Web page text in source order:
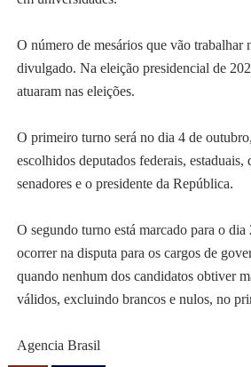
O número de mesários que vão trabalhar
divulgado. Na eleição presidencial de
atuaram nas eleições.
O primeiro turno será no dia 4 de
escolhidos deputados federais, estaduais,
senadores e o presidente da República.
O segundo turno está marcado para o
ocorrer na disputa para os cargos de
quando nenhum dos candidatos obtiver
válidos, excluindo brancos e nulos, no
Agencia Brasil